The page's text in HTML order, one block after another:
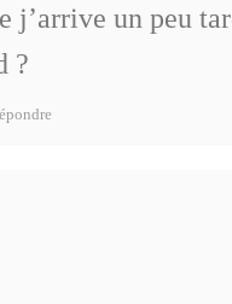
j’arrive un peu
?